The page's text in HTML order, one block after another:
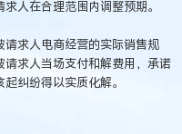
人在合理范围内调整预期。
求人电商经营的实际销售规
求人当场支付和解费用，承诺
纠纷得以实质化解。